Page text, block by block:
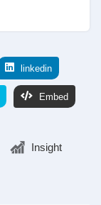
linkedin
Embed
Insight